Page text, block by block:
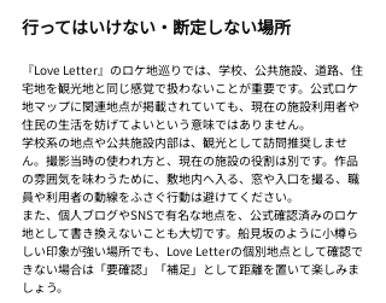
行ってはいけない・断定しない場所
『Love Letter』のロケ地巡りでは、学校、公共施設、道路、住
宅地を観光地と同じ感覚で扱わないことが重要です。公式ロケ
地マップに関連地点が掲載されていても、現在の施設利用者や
住民の生活を妨げてよいという意味ではありません。
学校系の地点や公共施設内部は、観光として訪問推奨しませ
ん。撮影当時の使われ方と、現在の施設の役割は別です。作品
の雰囲気を味わうために、敷地内へ入る、窓や入口を撮る、職
員や利用者の動線をふさぐ行動は避けてください。
また、個人ブログやSNSで有名な地点を、公式確認済みのロケ
地として書き換えないことも大切です。船見坂のように小樽ら
しい印象が強い場所でも、Love Letterの個別地点として確認で
きない場合は「要確認」「補足」として距離を置いて楽しみま
しょう。